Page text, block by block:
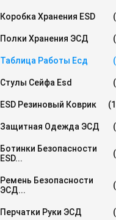
Коробка Хранения ESD
Полки Хранения ЭСД
Таблица Работы Есд
Стулы Сейфа Esd
ESD Резиновый Коврик
Защитная Одежда ЭСД
Ботинки Безопасности
ESD...
Ремень Безопасности
ЭСД...
Перчатки Руки ЭСД